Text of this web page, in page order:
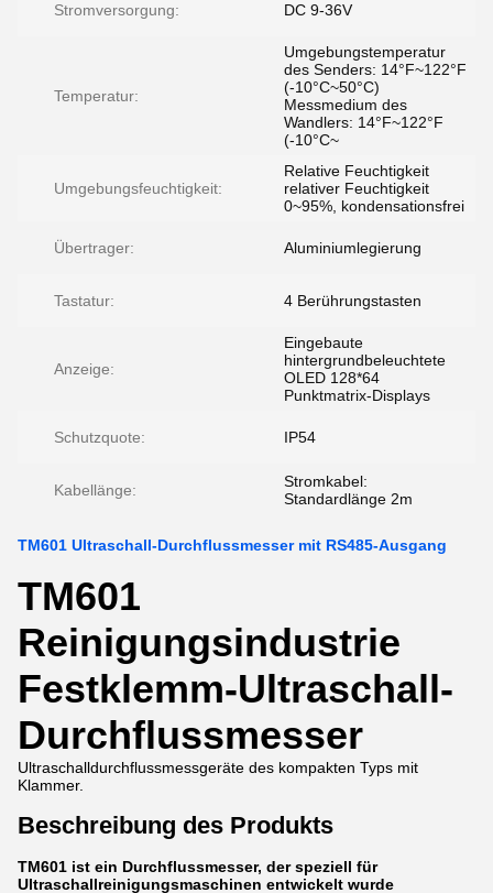
Stromversorgung: DC 9-36V
Temperatur:
Umgebungstemperatur
des Senders: 14°F~122°F
(-10°C~50°C)
Messmedium des
Wandlers: 14°F~122°F
(-10°C~
Umgebungsfeuchtigkeit:
Relative Feuchtigkeit
relativer Feuchtigkeit
0~95%, kondensationsfrei
Übertrager: Aluminiumlegierung
Tastatur: 4 Berührungstasten
Anzeige:
Eingebaute
hintergrundbeleuchtete
OLED 128*64
Punktmatrix-Displays
Schutzquote: IP54
Kabellänge:
Stromkabel:
Standardlänge 2m
TM601 Ultraschall-Durchflussmesser mit RS485-Ausgang
TM601
Reinigungsindustrie
Festklemm-Ultraschall-
Durchflussmesser
Ultraschalldurchflussmessgeräte des kompakten Typs mit
Klammer.
Beschreibung des Produkts
TM601 ist ein Durchflussmesser, der speziell für
Ultraschallreinigungsmaschinen entwickelt wurde